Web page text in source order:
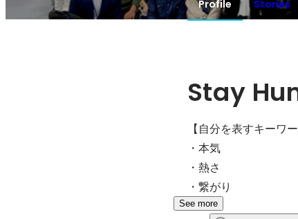
Profile Stories
Stay
【自分を表すキーワー
・本気
・熱さ
・繋がり
See more